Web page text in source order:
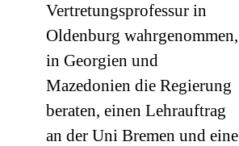
Vertretungsprofessur in
Oldenburg wahrgenommen,
in Georgien und
Mazedonien die Regierung
beraten, einen Lehrauftrag
an der Uni Bremen und eine